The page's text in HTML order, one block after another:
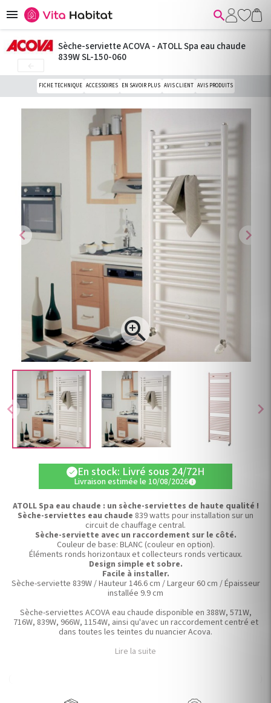
 
chevron_left chevron_right
chevron_left

chevron_right
Sèche-serviette ACOVA - ATOLL Spa eau chaude
839W SL-150-060
FICHE TECHNIQUE ACCESSOIRES EN SAVOIR PLUS AVIS CLIENT AVIS PRODUITS
check En stock: Livré sous 24/72H
Livraison estimée le 10/08/2026info
ATOLL Spa eau chaude : un sèche-serviettes de haute qualité !
Sèche-serviettes eau chaude 839 watts pour installation sur un
circuit de chauffage central.
Sèche-serviette avec un raccordement sur le côté.
Couleur de base: BLANC (couleur en option).
Éléments ronds horizontaux et collecteurs ronds verticaux.
Design simple et sobre.
Facile à installer.
Sèche-serviette 839W / Hauteur 146.6 cm / Largeur 60 cm / Épaisseur
installée 9.9 cm
Sèche-serviettes ACOVA eau chaude disponible en 388W, 571W,
716W, 839W, 966W, 1154W, ainsi qu'avec un raccordement centré et
dans toutes les teintes du nuancier Acova.
Lire la suite